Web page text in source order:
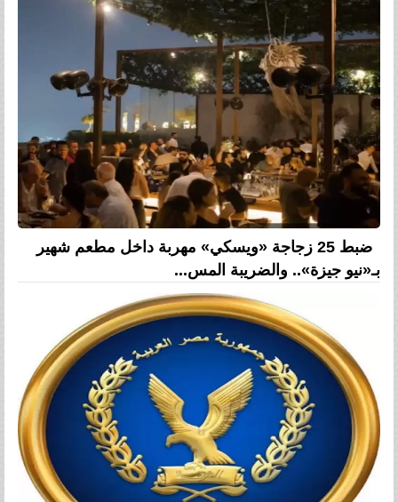
ضبط 25 زجاجة «ويسكي» مهربة داخل مطعم شهير
بـ«نيو جيزة».. والضريبة المس...